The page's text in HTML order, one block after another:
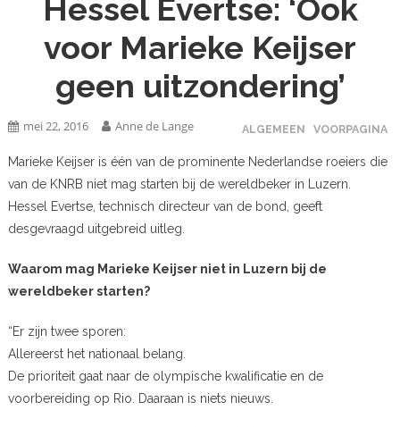
Hessel Evertse: ‘Ook
voor Marieke Keijser
geen uitzondering’
ALGEMEEN VOORPAGINA
mei 22, 2016 Anne de Lange
Marieke Keijser is één van de prominente Nederlandse roeiers die
van de KNRB niet mag starten bij de wereldbeker in Luzern.
Hessel Evertse, technisch directeur van de bond, geeft
desgevraagd uitgebreid uitleg.
Waarom mag Marieke Keijser niet in Luzern bij de
wereldbeker starten?
“Er zijn twee sporen:
Allereerst het nationaal belang.
De prioriteit gaat naar de olympische kwalificatie en de
voorbereiding op Rio. Daaraan is niets nieuws.